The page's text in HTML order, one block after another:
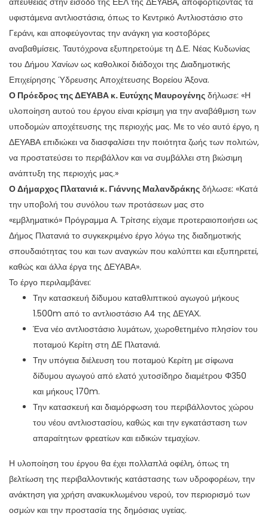
υφιστάμενα αντλιοστάσια, όπως το Κεντρικό Αντλιοστάσιο στο
Γεράνι, και αποφεύγοντας την ανάγκη για κοστοβόρες
αναβαθμίσεις. Ταυτόχρονα εξυπηρετούμε τη Δ.Ε. Νέας Κυδωνίας
του Δήμου Χανίων ως καθολικοί διάδοχοι της Διαδημοτικής
Επιχείρησης Ύδρευσης Αποχέτευσης Βορείου Άξονα.
Ο Πρόεδρος της ΔΕΥΑΒΑ κ. Ευτύχης Μαυρογένης δήλωσε: «Η
υλοποίηση αυτού του έργου είναι κρίσιμη για την αναβάθμιση των
υποδομών αποχέτευσης της περιοχής μας. Με το νέο αυτό έργο, η
ΔΕΥΑΒΑ επιδιώκει να διασφαλίσει την ποιότητα ζωής των πολιτών,
να προστατεύσει το περιβάλλον και να συμβάλλει στη βιώσιμη
ανάπτυξη της περιοχής μας.»
Ο Δήμαρχος Πλατανιά κ. Γιάννης Μαλανδράκης δήλωσε: «Κατά
την υποβολή του συνόλου των προτάσεων μας στο
«εμβληματικό» Πρόγραμμα Α. Τρίτσης είχαμε προτεραιοποιήσει ως
Δήμος Πλατανιά το συγκεκριμένο έργο λόγω της διαδημοτικής
σπουδαιότητας του και των αναγκών που καλύπτει και εξυπηρετεί,
καθώς και άλλα έργα της ΔΕΥΑΒΑ».
Το έργο περιλαμβάνει:
Την κατασκευή δίδυμου καταθλιπτικού αγωγού μήκους
1.500m από το αντλιοστάσιο Α4 της ΔΕΥΑΧ.
Ένα νέο αντλιοστάσιο λυμάτων, χωροθετημένο πλησίον του
ποταμού Κερίτη στη ΔΕ Πλατανιά.
Την υπόγεια διέλευση του ποταμού Κερίτη με σίφωνα
δίδυμου αγωγού από ελατό χυτοσίδηρο διαμέτρου Φ350
και μήκους 170m.
Την κατασκευή και διαμόρφωση του περιβάλλοντος χώρου
του νέου αντλιοστασίου, καθώς και την εγκατάσταση των
απαραίτητων φρεατίων και ειδικών τεμαχίων.
Η υλοποίηση του έργου θα έχει πολλαπλά οφέλη, όπως τη
βελτίωση της περιβαλλοντικής κατάστασης των υδροφορέων, την
ανάκτηση για χρήση ανακυκλωμένου νερού, τον περιορισμό των
οσμών και την προστασία της δημόσιας υγείας.